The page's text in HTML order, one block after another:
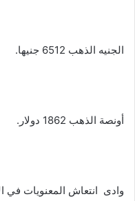
الجنيه الذهب 6512 جنيها.
أونصة الذهب 1862 دولار.
وادى انتعاش المعنويات في